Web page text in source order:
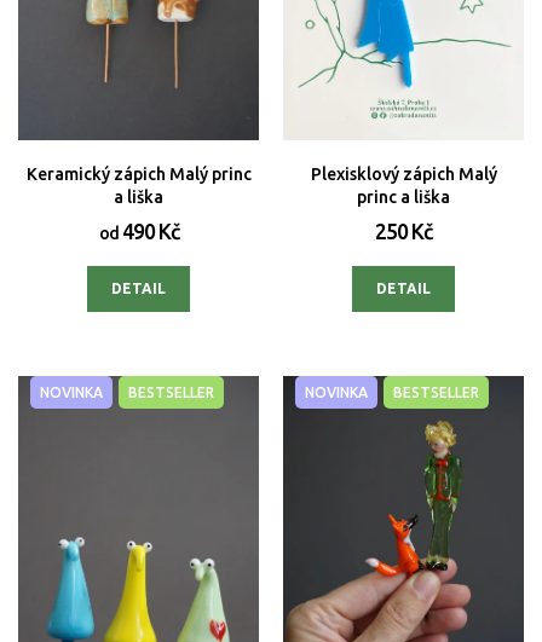
Keramický zápich Malý princ
a liška
od490 Kč
DETAIL
Plexisklový zápich Malý
princ a liška
250 Kč
DETAIL
NOVINKA BESTSELLER NOVINKA BESTSELLER